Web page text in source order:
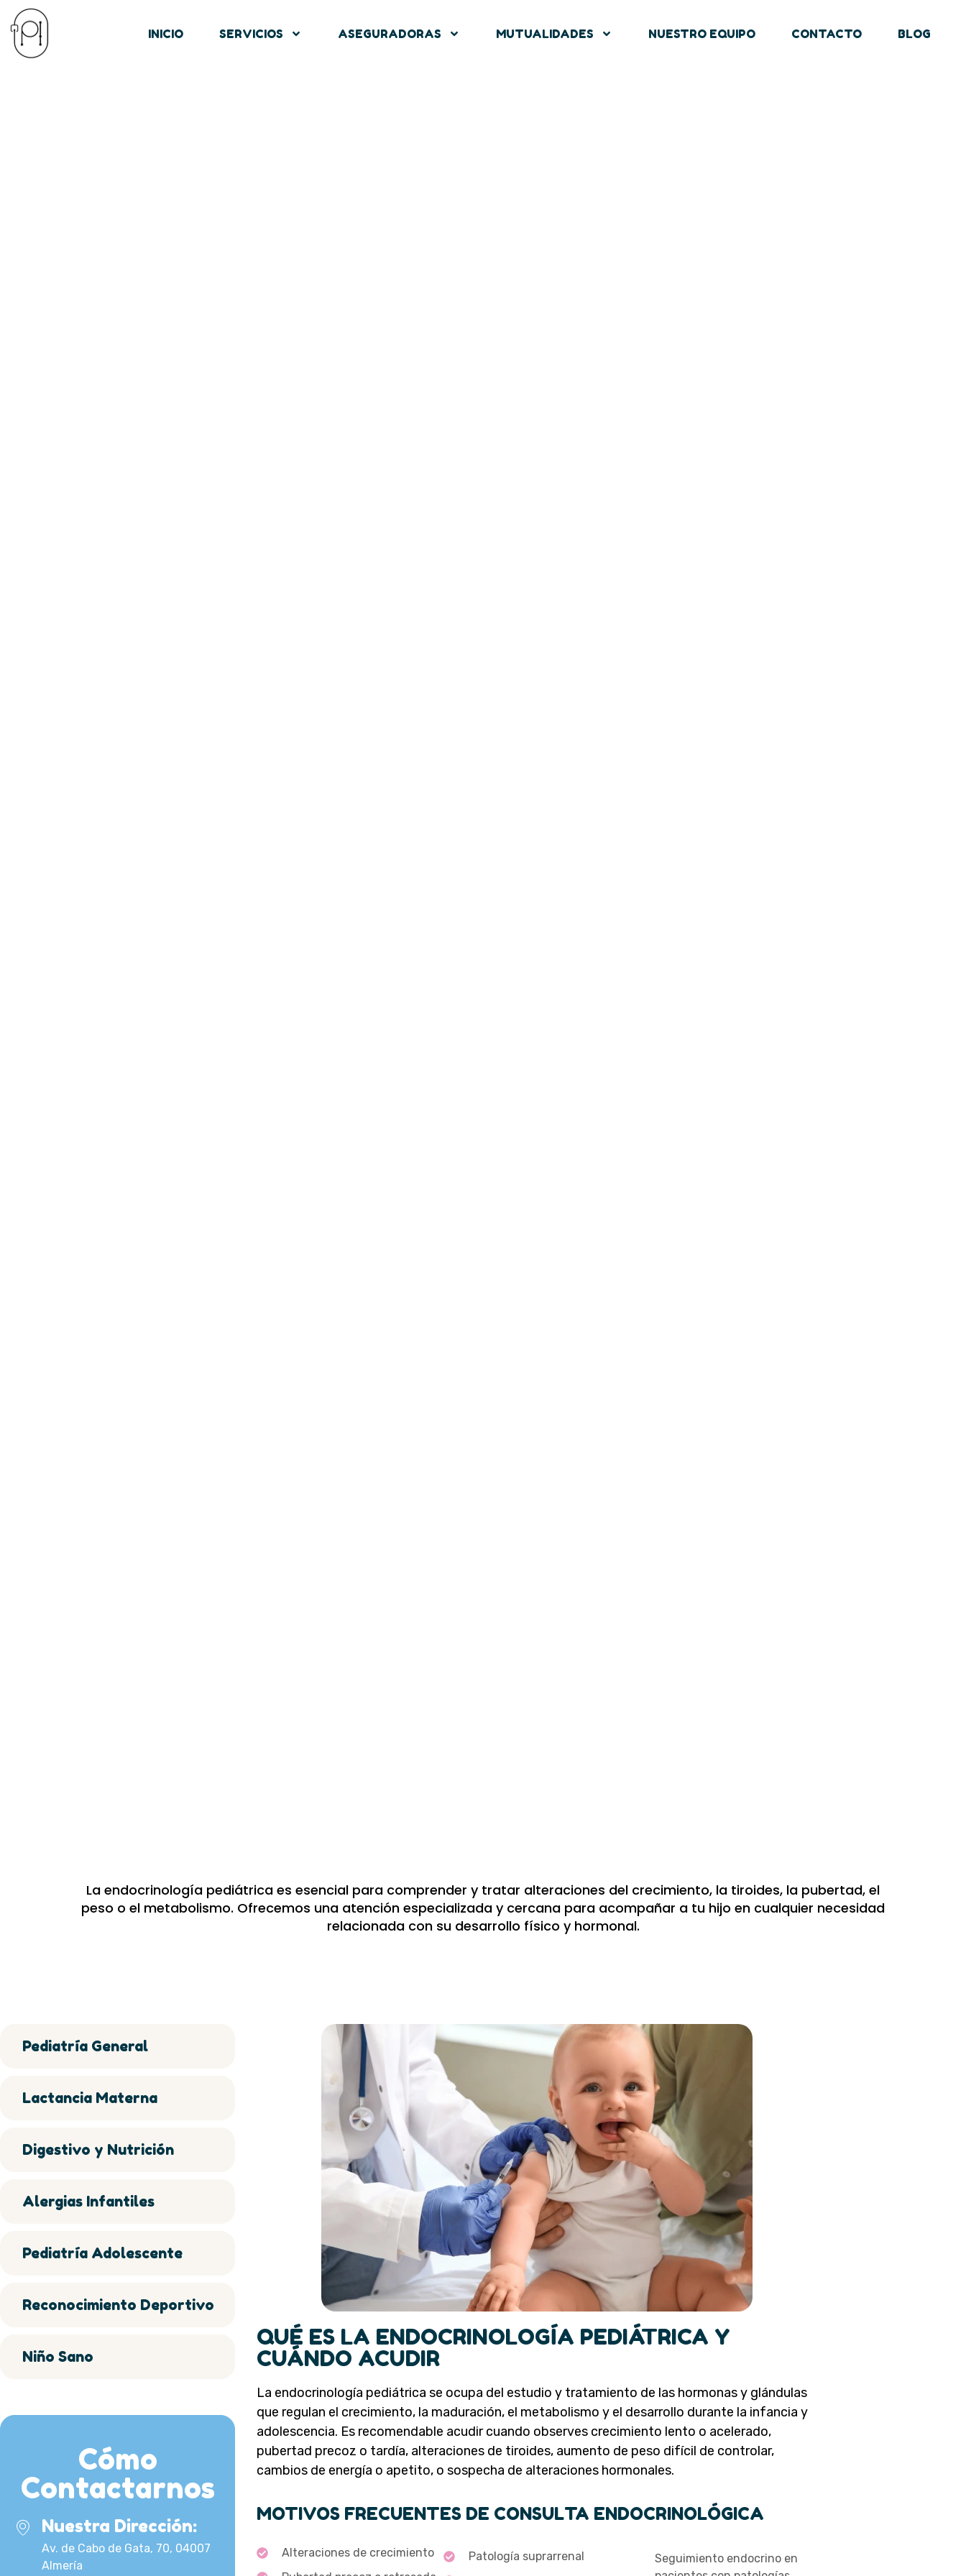
INICIO SERVICIOS ASEGURADORAS MUTUALIDADES NUESTRO EQUIPO CONTACTO BLOG
La endocrinología pediátrica es esencial para comprender y tratar alteraciones del crecimiento, la tiroides, la pubertad, el
peso o el metabolismo. Ofrecemos una atención especializada y cercana para acompañar a tu hijo en cualquier necesidad
relacionada con su desarrollo físico y hormonal.
Pediatría General
Lactancia Materna
Digestivo y Nutrición
Alergias Infantiles
Pediatría Adolescente
Reconocimiento Deportivo
Niño Sano
Cómo
Contactarnos
Nuestra Dirección:
Av. de Cabo de Gata, 70, 04007
Almería
QUÉ ES LA ENDOCRINOLOGÍA PEDIÁTRICA Y
CUÁNDO ACUDIR
La endocrinología pediátrica se ocupa del estudio y tratamiento de las hormonas y glándulas
que regulan el crecimiento, la maduración, el metabolismo y el desarrollo durante la infancia y
adolescencia. Es recomendable acudir cuando observes crecimiento lento o acelerado,
pubertad precoz o tardía, alteraciones de tiroides, aumento de peso difícil de controlar,
cambios de energía o apetito, o sospecha de alteraciones hormonales.
MOTIVOS FRECUENTES DE CONSULTA ENDOCRINOLÓGICA
Alteraciones de crecimiento
Patología suprarrenal
Seguimiento endocrino en